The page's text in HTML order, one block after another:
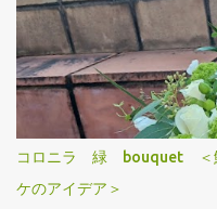
Hybrids Lithianus Anthrum
Alchemilla オリエンタルユ
ューム ブプレニウム アセビ
pea Carnation Hypericum
ューリップ スイトピー カ
ハゴロモジャスミン レザー
Symphoricarpos albus
リカルフォス グレープアイ
コロニラ 緑 bouquet ＜鮮
ケのアイデア＞